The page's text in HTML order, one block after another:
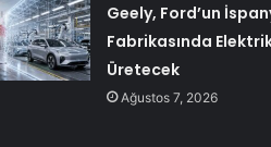
Geely, Ford’un
Fabrikasında
Üretecek
Ağustos 7, 2026